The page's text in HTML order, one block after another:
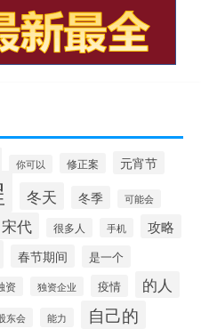
你可以 修正案 元宵节
冬天 冬季 可能会
宋代 很多人 手机 攻略
春节期间 是一个
资 独资企业 疫情 的人
东会 能力 自己的